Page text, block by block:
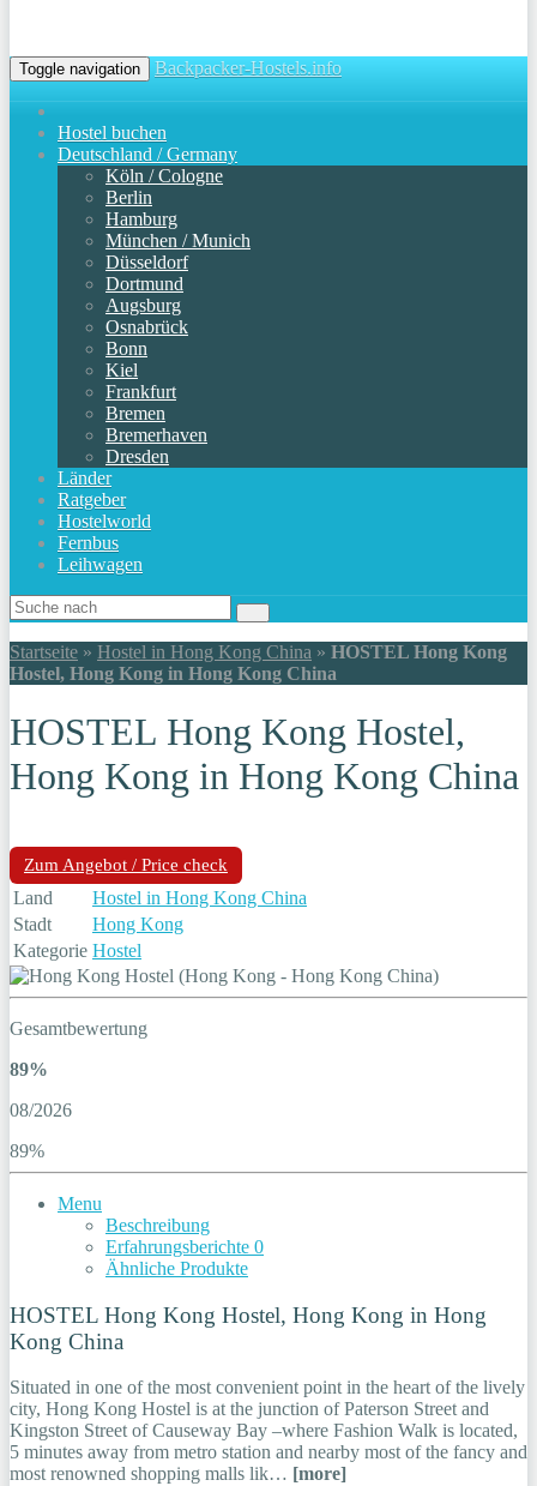
Toggle navigation Backpacker-Hostels.info
Hostel buchen
Deutschland / Germany
Köln / Cologne
Berlin
Hamburg
München / Munich
Düsseldorf
Dortmund
Augsburg
Osnabrück
Bonn
Kiel
Frankfurt
Bremen
Bremerhaven
Dresden
Länder
Ratgeber
Hostelworld
Fernbus
Leihwagen
Startseite » Hostel in Hong Kong China » HOSTEL Hong Kong
Hostel, Hong Kong in Hong Kong China
HOSTEL Hong Kong Hostel,
Hong Kong in Hong Kong China
Zum Angebot / Price check
Land
Hostel in Hong Kong China
Stadt
Hong Kong
Kategorie Hostel
Gesamtbewertung
89%
08/2026
89%
Menu
Beschreibung
Erfahrungsberichte 0
Ähnliche Produkte
HOSTEL Hong Kong Hostel, Hong Kong in Hong
Kong China
Situated in one of the most convenient point in the heart of the lively
city, Hong Kong Hostel is at the junction of Paterson Street and
Kingston Street of Causeway Bay –where Fashion Walk is located,
5 minutes away from metro station and nearby most of the fancy and
most renowned shopping malls lik… [more]